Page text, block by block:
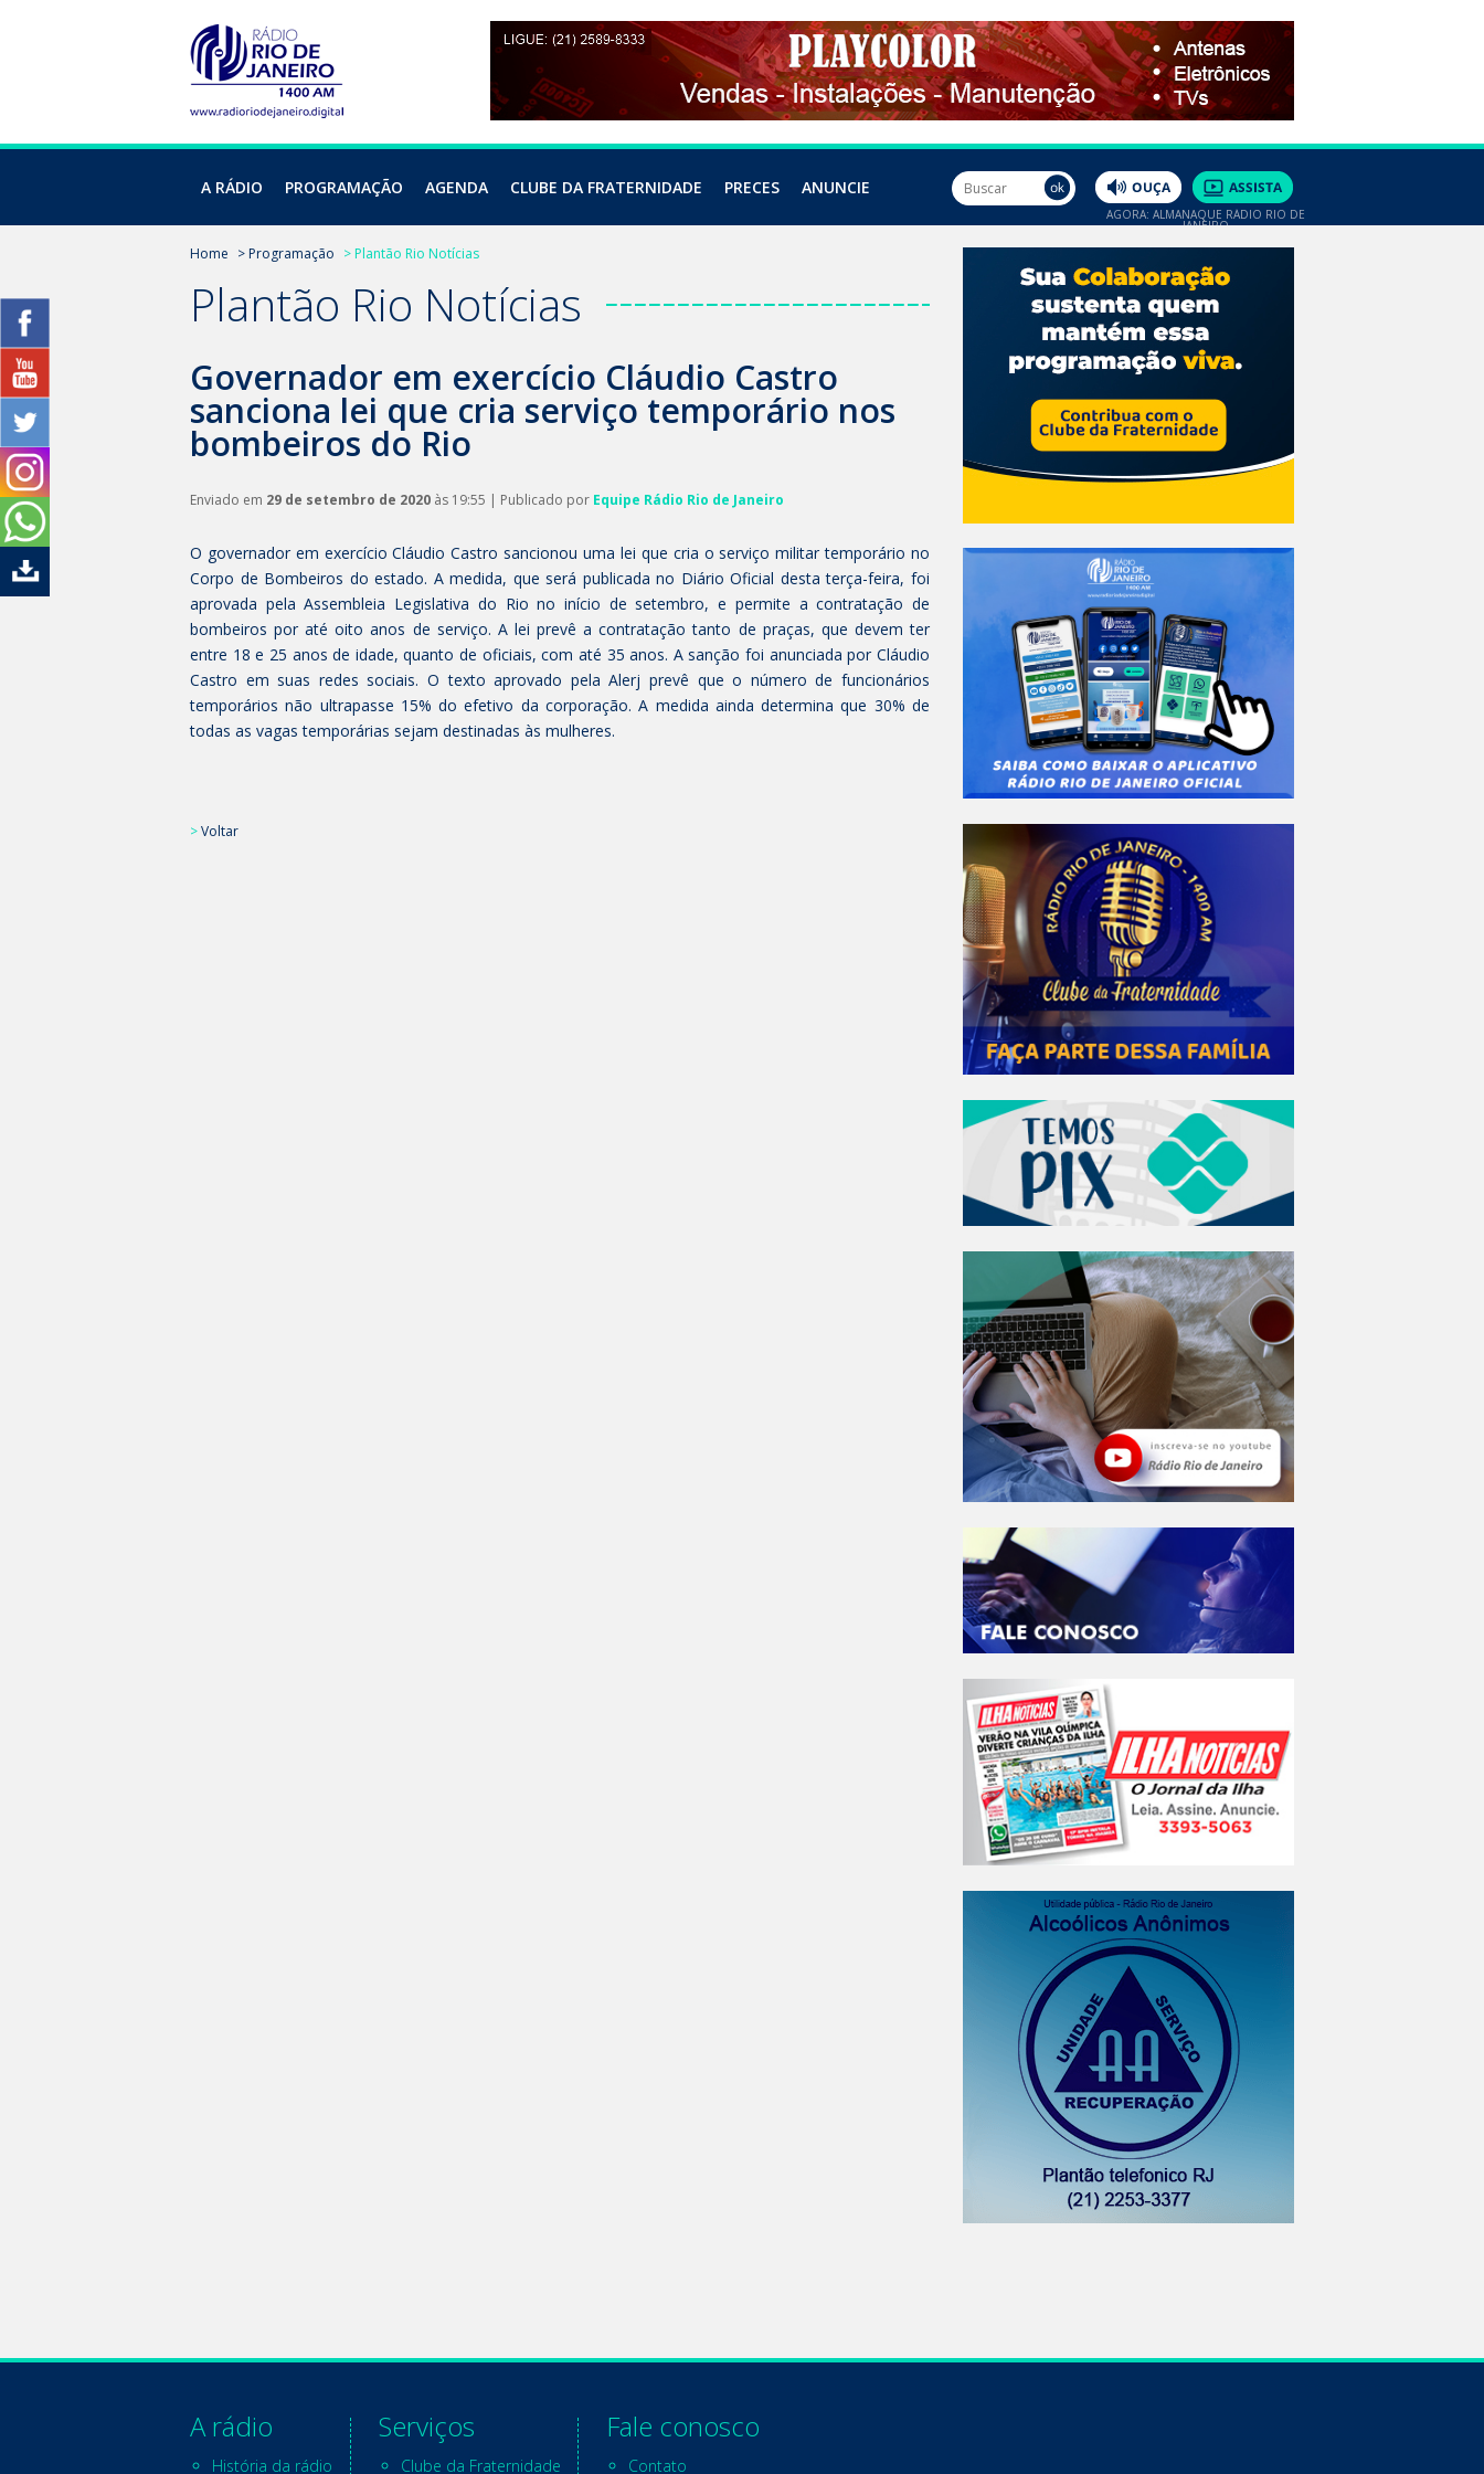
A RÁDIO PROGRAMAÇÃO AGENDA CLUBE DA FRATERNIDADE PRECES ANUNCIE
AGORA: ALMANAQUE RÁDIO RIO DE
JANEIRO
Home > Programação > Plantão Rio Notícias
Plantão Rio Notícias
Governador em exercício Cláudio Castro
sanciona lei que cria serviço temporário nos
bombeiros do Rio
Enviado em 29 de setembro de 2020 às 19:55 | Publicado por Equipe Rádio Rio de Janeiro
O governador em exercício Cláudio Castro sancionou uma lei que cria o serviço militar temporário no
Corpo de Bombeiros do estado. A medida, que será publicada no Diário Oficial desta terça-feira, foi
aprovada pela Assembleia Legislativa do Rio no início de setembro, e permite a contratação de
bombeiros por até oito anos de serviço. A lei prevê a contratação tanto de praças, que devem ter
entre 18 e 25 anos de idade, quanto de oficiais, com até 35 anos. A sanção foi anunciada por Cláudio
Castro em suas redes sociais. O texto aprovado pela Alerj prevê que o número de funcionários
temporários não ultrapasse 15% do efetivo da corporação. A medida ainda determina que 30% de
todas as vagas temporárias sejam destinadas às mulheres.
>Voltar
A rádio
História da rádio
Serviços
Clube da Fraternidade
Fale conosco
Contato